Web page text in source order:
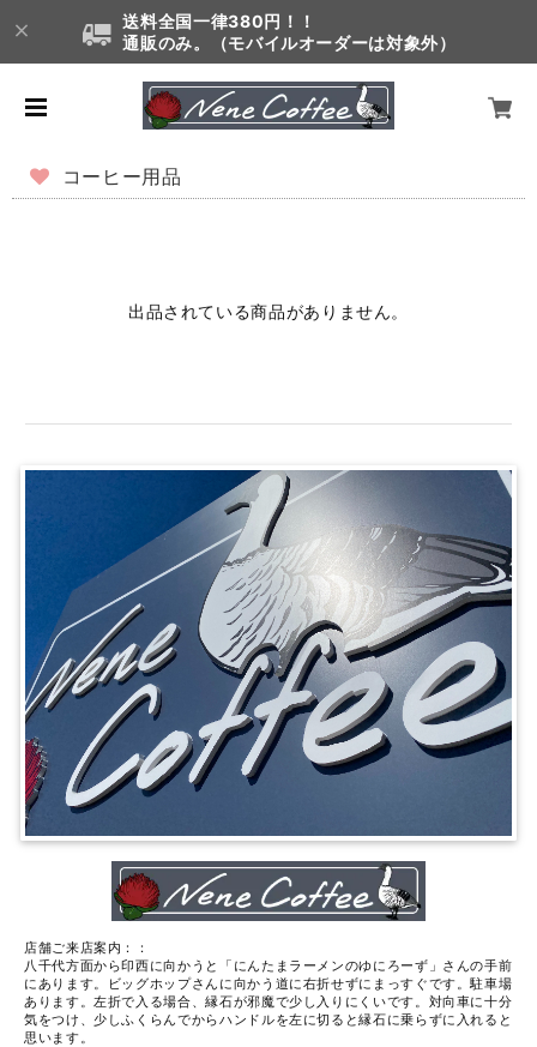
送料全国一律380円！！
通販のみ。（モバイルオーダーは対象外）
コーヒー用品
出品されている商品がありません。
店舗ご来店案内：：
八千代方面から印西に向かうと「にんたまラーメンのゆにろーず」さんの手前
にあります。ビッグホップさんに向かう道に右折せずにまっすぐです。駐車場
あります。左折で入る場合、縁石が邪魔で少し入りにくいです。対向車に十分
気をつけ、少しふくらんでからハンドルを左に切ると縁石に乗らずに入れると
思います。